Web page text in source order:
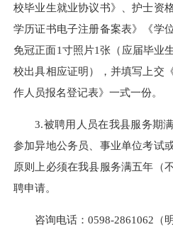
校毕业生就业协议书》、护士资
学历证书电子注册备案表》《学
免冠正面1寸照片1张（应届毕业
校出具相应证明），并填写上交
作人员报名登记表》一式一份。
3.被聘用人员在我县服务期
参加异地公务员、事业单位考试
原则上必须在我县服务满五年（
聘申请。
咨询电话：0598-2861062（